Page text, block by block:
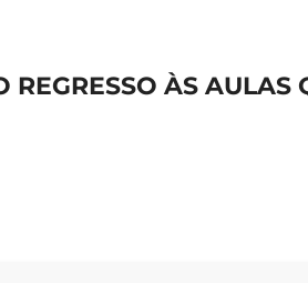
ÀS AULAS